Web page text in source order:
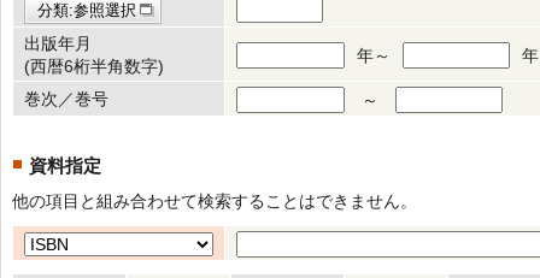
分類:参照選択
出版年月
(西暦6桁半角数字)
年～ 年
巻次／巻号 ～
資料指定
他の項目と組み合わせて検索することはできません。